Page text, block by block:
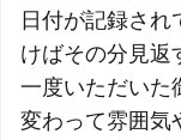
日付が記録さ
けばその分見返
一度いただいた
変わって雰囲気